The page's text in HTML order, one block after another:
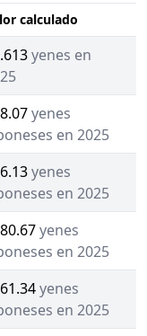
calculado
yenes en
yenes
en 2025
yenes
en 2025
yenes
en 2025
yenes
en 2025